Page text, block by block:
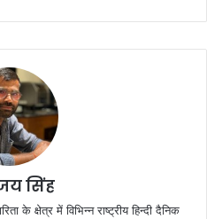
सिंह
के क्षेत्र में विभिन्न राष्ट्रीय हिन्दी दैनिक